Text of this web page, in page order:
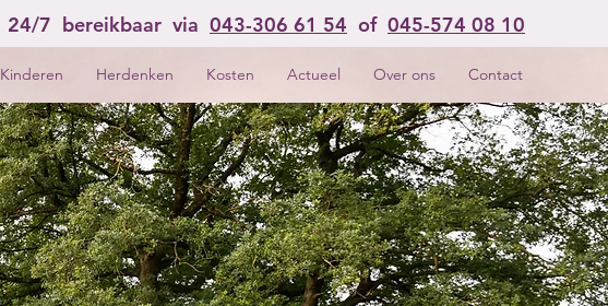
Kinderen Herdenken Kosten Actueel Over ons Contact
24/7 bereikbaar via 043-306 61 54 of 045-574 08 10